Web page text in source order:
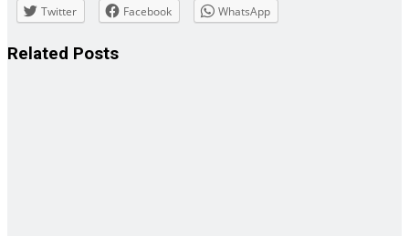
Twitter Facebook WhatsApp
Related Posts